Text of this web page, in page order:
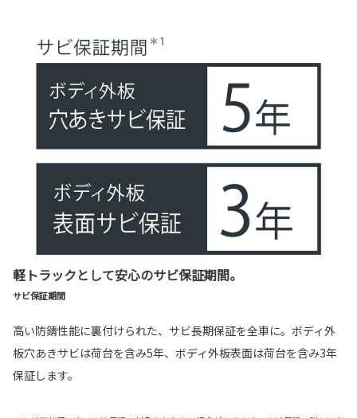
軽トラックとして安心のサビ保証期間。
サビ保証期間
高い防錆性能に裏付けられた、サビ長期保証を全車に。ボディ外
板穴あきサビは荷台を含み5年、ボディ外板表面は荷台を含み3年
保証します。